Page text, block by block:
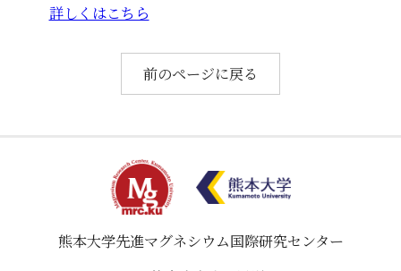
詳しくはこちら
前のページに戻る
熊本大学先進マグネシウム国際研究センター
お問い合わせ